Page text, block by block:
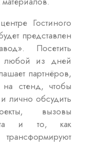
Гостиного
представлен
Посетить
любой из дней
партнёров,
на стенд, чтобы
лично обсудить
вызовы
и то, как